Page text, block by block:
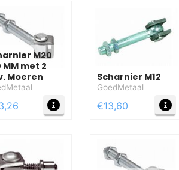
M20
MM met 2
Moeren
MEER INFO
Scharnier M12
GoedMetaal
€13,60